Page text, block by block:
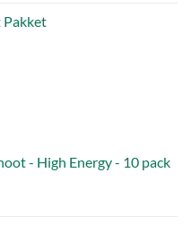
Pakket
- High Energy - 10 pack